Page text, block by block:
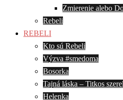
Zmierenie alebo
Rebeli
REBELI
Kto sú Rebeli
Výzva #smedoma
Bosorka
Tajná láska – Titkos
Helenka